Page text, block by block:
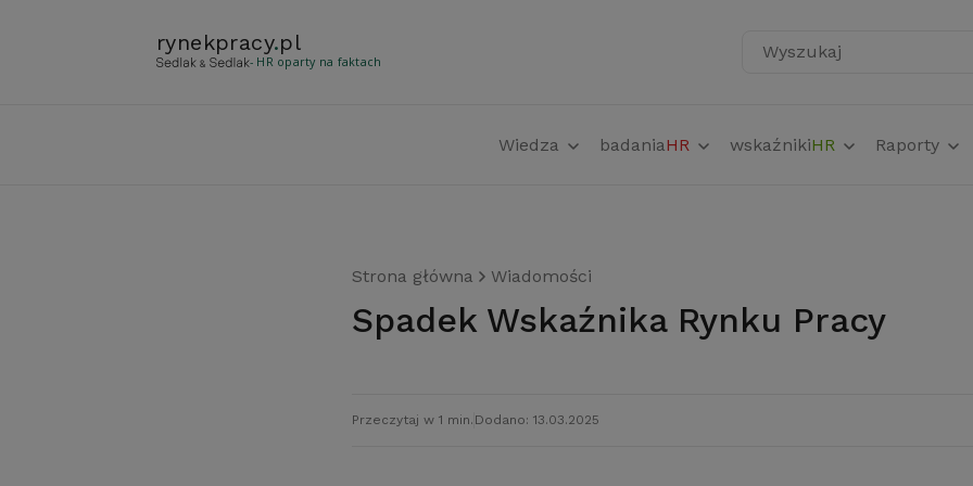
rynekpracy.pl
- HR oparty na faktach Wyszukaj
Wiedza badaniaHR wskaźnikiHR Raporty
Strona główna Wiadomości
Spadek Wskaźnika Rynku Pracy
Przeczytaj w 1 min. Dodano: 13.03.2025